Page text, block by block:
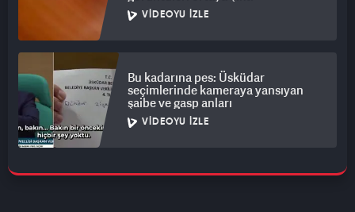
VIDEOYU İZLE
Bu kadarına pes: Üsküdar
seçimlerinde kameraya yansıyan
şaibe ve gasp anları
VIDEOYU İZLE